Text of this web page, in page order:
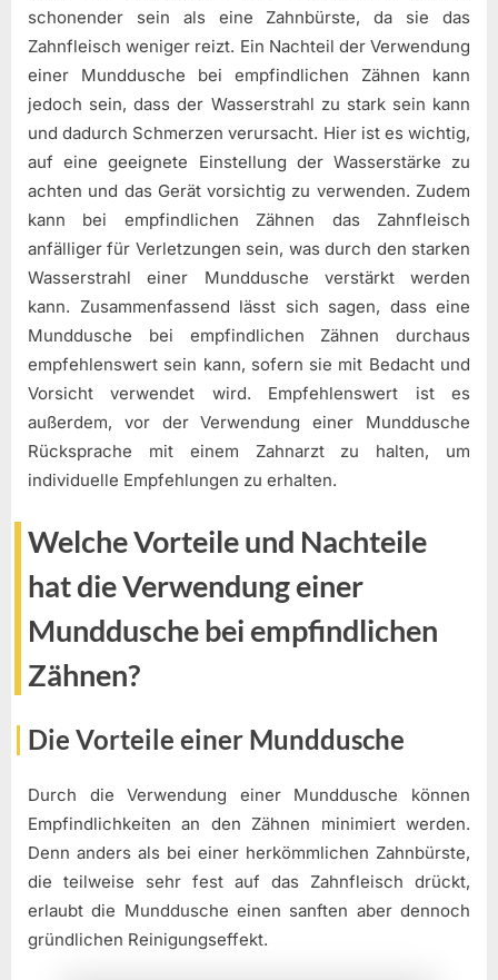
schonender sein als eine Zahnbürste, da sie das
Zahnfleisch weniger reizt. Ein Nachteil der Verwendung
einer Munddusche bei empfindlichen Zähnen kann
jedoch sein, dass der Wasserstrahl zu stark sein kann
und dadurch Schmerzen verursacht. Hier ist es wichtig,
auf eine geeignete Einstellung der Wasserstärke zu
achten und das Gerät vorsichtig zu verwenden. Zudem
kann bei empfindlichen Zähnen das Zahnfleisch
anfälliger für Verletzungen sein, was durch den starken
Wasserstrahl einer Munddusche verstärkt werden
kann. Zusammenfassend lässt sich sagen, dass eine
Munddusche bei empfindlichen Zähnen durchaus
empfehlenswert sein kann, sofern sie mit Bedacht und
Vorsicht verwendet wird. Empfehlenswert ist es
außerdem, vor der Verwendung einer Munddusche
Rücksprache mit einem Zahnarzt zu halten, um
individuelle Empfehlungen zu erhalten.
Welche Vorteile und Nachteile
hat die Verwendung einer
Munddusche bei empfindlichen
Zähnen?
Die Vorteile einer Munddusche
Durch die Verwendung einer Munddusche können
Empfindlichkeiten an den Zähnen minimiert werden.
Denn anders als bei einer herkömmlichen Zahnbürste,
die teilweise sehr fest auf das Zahnfleisch drückt,
erlaubt die Munddusche einen sanften aber dennoch
gründlichen Reinigungseffekt.